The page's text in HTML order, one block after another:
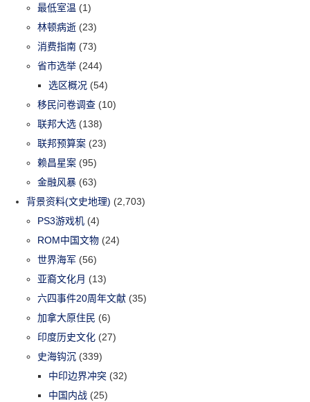
最低室温 (1)
林顿病逝 (23)
消费指南 (73)
省市选举 (244)
选区概况 (54)
移民问卷调查 (10)
联邦大选 (138)
联邦预算案 (23)
赖昌星案 (95)
金融风暴 (63)
背景资料(文史地理) (2,703)
PS3游戏机 (4)
ROM中国文物 (24)
世界海军 (56)
亚裔文化月 (13)
六四事件20周年文献 (35)
加拿大原住民 (6)
印度历史文化 (27)
史海钩沉 (339)
中印边界冲突 (32)
中国内战 (25)